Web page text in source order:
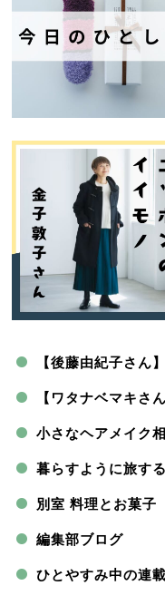
【後藤由紀子さん
【ワタナベマキさ
小さなヘアメイク
暮らすように旅す
別室 料理とお菓子
編集部ブログ
ひとやすみ中の連載